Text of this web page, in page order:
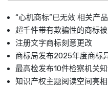
“心机商标”已无效 相关产
超千件带有欺骗性的商标
注册文字商标刻意更改
商标局发布2025年度商标
最高检发布10件检察机关
知识产权主题阅读空间亮